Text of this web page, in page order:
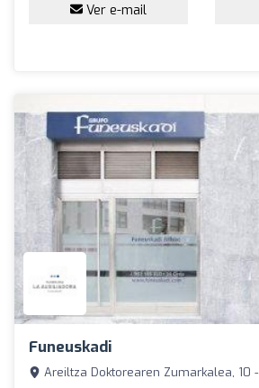
Ver e-mail
Funeuskadi
Areiltza Doktorearen Zumarkalea, 10 -